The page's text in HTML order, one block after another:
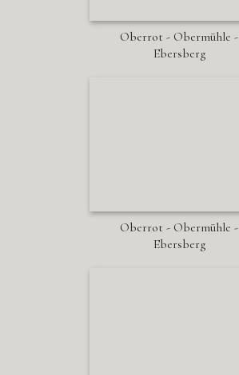
Oberrot - Obermühle -
Ebersberg
Oberrot - Obermühle -
Ebersberg